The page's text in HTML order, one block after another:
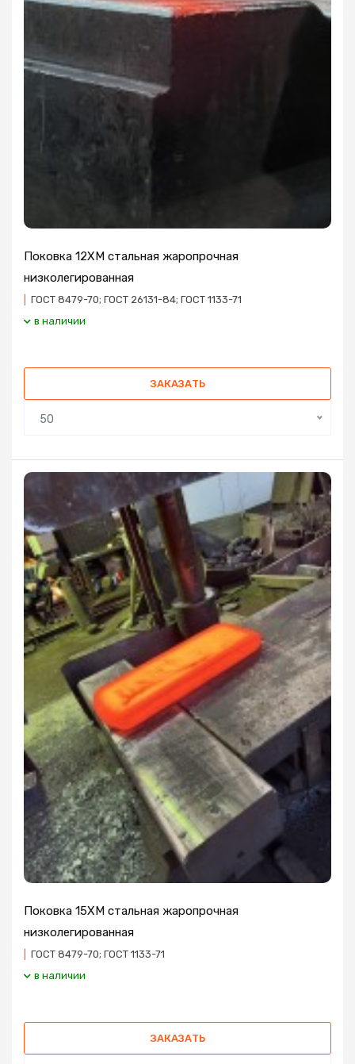
Поковка 12ХМ стальная жаропрочная
низколегированная
ГОСТ 8479-70; ГОСТ 26131-84; ГОСТ 1133-71
в наличии
ЗАКАЗАТЬ
50
Поковка 15ХМ стальная жаропрочная
низколегированная
ГОСТ 8479-70; ГОСТ 1133-71
в наличии
ЗАКАЗАТЬ